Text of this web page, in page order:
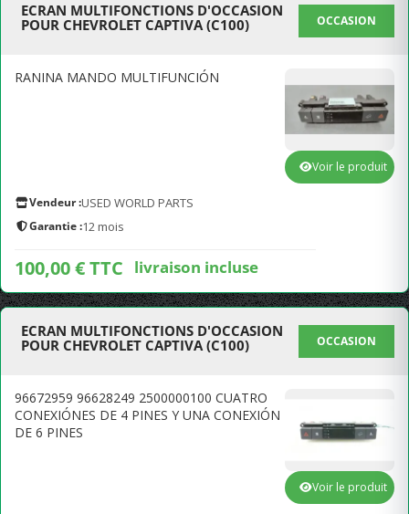
ECRAN MULTIFONCTIONS D'OCCASION
POUR CHEVROLET CAPTIVA (C100)
OCCASION
RANINA MANDO MULTIFUNCIÓN
Vendeur :USED WORLD PARTS
Garantie :12 mois
100,00 € TTC livraison incluse
Voir le produit
ECRAN MULTIFONCTIONS D'OCCASION
POUR CHEVROLET CAPTIVA (C100)
OCCASION
96672959 96628249 2500000100 CUATRO
CONEXIÓNES DE 4 PINES Y UNA CONEXIÓN
DE 6 PINES
Voir le produit